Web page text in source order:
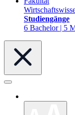
Studiengänge
6 Bachelor | 5